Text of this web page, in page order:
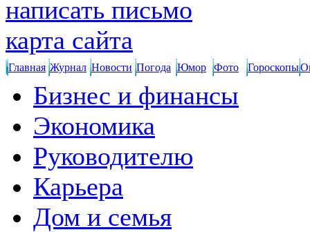
написать письмо
карта сайта
Главная Журнал Новости Погода Юмор Фото Гороскопы
Бизнес и финансы
Экономика
Руководителю
Карьера
Дом и семья